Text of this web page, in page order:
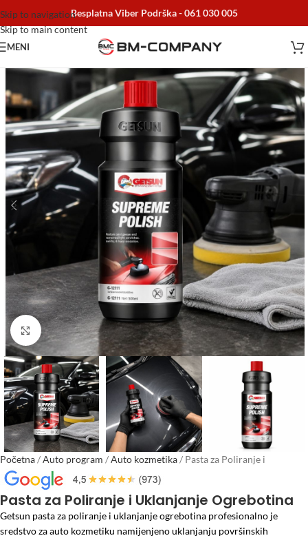
Skip to navigation
Skip to main content
Besplatna Viber Podrška -061 030 005
MENI
Click to enlarge
Početna/Auto program /Auto kozmetika/ Pasta za Poliranje i
Uklanjanje Ogrebotina
Pasta za Poliranje i Uklanjanje Ogrebotina
Getsun pasta za poliranje i uklanjanje ogrebotina profesionalno je
sredstvo za auto kozmetiku namijenjeno uklanjanju površinskih